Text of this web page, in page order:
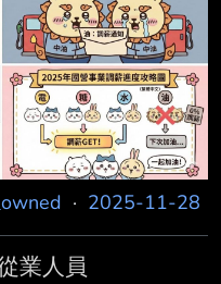
· 2025-11-28
業人員